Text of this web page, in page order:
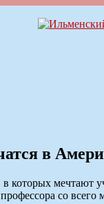
в
которых
со